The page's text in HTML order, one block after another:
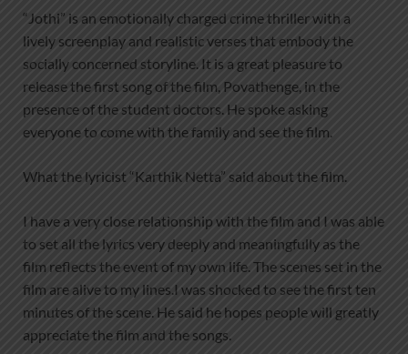
“Jothi” is an emotionally charged crime thriller with a
lively screenplay and realistic verses that embody the
socially concerned storyline. It is a great pleasure to
release the first song of the film, Povathenge, in the
presence of the student doctors. He spoke asking
everyone to come with the family and see the film.
What the lyricist “Karthik Netta” said about the film.
I have a very close relationship with the film and I was able
to set all the lyrics very deeply and meaningfully as the
film reflects the event of my own life. The scenes set in the
film are alive to my lines.I was shocked to see the first ten
minutes of the scene. He said he hopes people will greatly
appreciate the film and the songs.